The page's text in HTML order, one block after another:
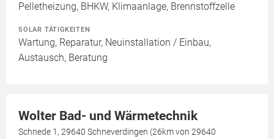
Pelletheizung, BHKW, Klimaanlage, Brennstoffzelle
SOLAR TÄTIGKEITEN
Wartung, Reparatur, Neuinstallation / Einbau,
Austausch, Beratung
Wolter Bad- und Wärmetechnik
Schnede 1, 29640 Schneverdingen (26km von 29640